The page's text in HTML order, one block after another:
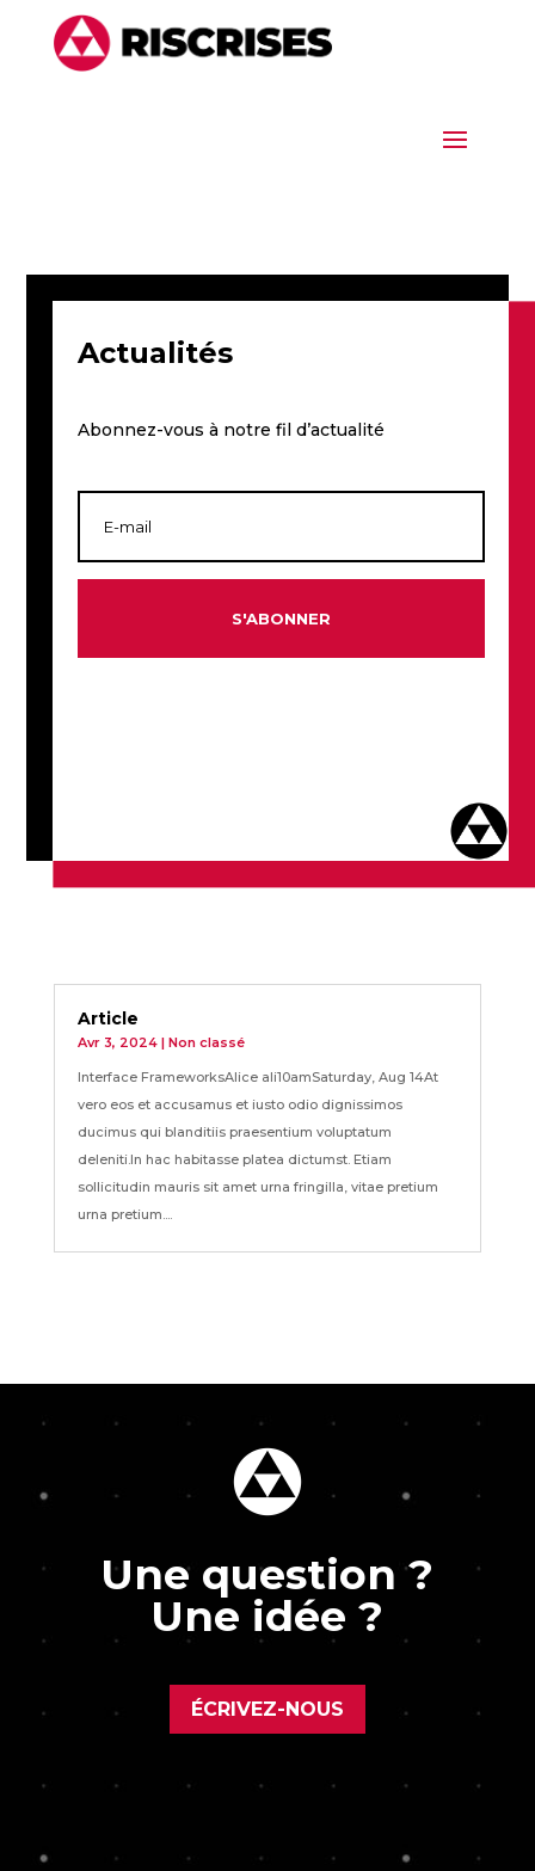
Actualités
Abonnez-vous à notre fil d’actualité
S'ABONNER
Article
Avr 3, 2024| Non classé
Interface FrameworksAlice ali10amSaturday, Aug 14At
vero eos et accusamus et iusto odio dignissimos
ducimus qui blanditiis praesentium voluptatum
deleniti.In hac habitasse platea dictumst. Etiam
sollicitudin mauris sit amet urna fringilla, vitae pretium
urna pretium....
Une question ?
Une idée ?
ÉCRIVEZ-NOUS